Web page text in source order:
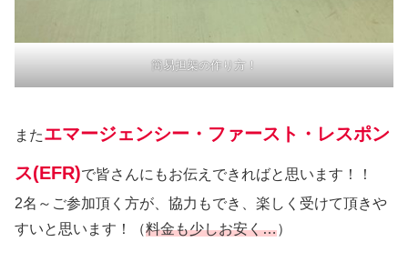
簡易担架の作り方！
またエマージェンシー・ファースト・レスポン
ス(EFR)で皆さんにもお伝えできればと思います！！
2名～ご参加頂く方が、協力もでき、楽しく受けて頂きや
すいと思います！（料金も少しお安く…）